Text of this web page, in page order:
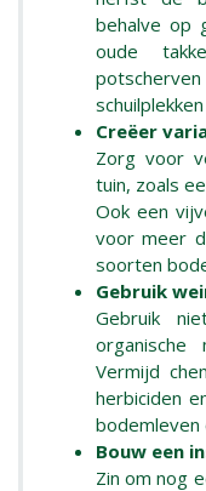
behalve op
oude
Creëer
Zorg voor
tuin, zoals
Ook een
voor meer
soorten
Gebruik
Gebruik
Vermijd
herbiciden
bodemleven
Bouw een
Zin om nog